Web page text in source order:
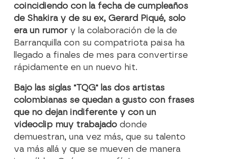
coincidiendo con la fecha de cumpleaños
de Shakira y de su ex, Gerard Piqué, solo
era un rumor y la colaboración de la de
Barranquilla con su compatriota paisa ha
llegado a finales de mes para convertirse
rápidamente en un nuevo hit.
Bajo las siglas "TQG" las dos artistas
colombianas se quedan a gusto con frases
que no dejan indiferente y con un
videoclip muy trabajadodonde
demuestran, una vez más, que su talento
va más allá y que se mueven de manera